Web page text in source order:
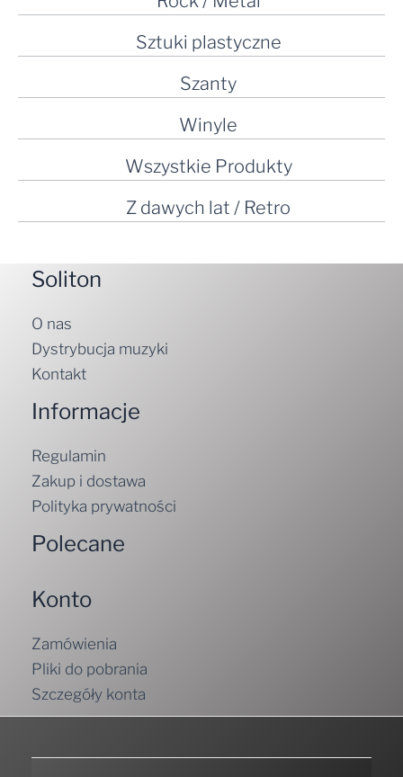
Sztuki plastyczne
Szanty
Winyle
Wszystkie Produkty
Z dawych lat / Retro
Soliton
O nas
Dystrybucja muzyki
Kontakt
Informacje
Regulamin
Zakup i dostawa
Polityka prywatności
Polecane
Konto
Zamówienia
Pliki do pobrania
Szczegóły konta